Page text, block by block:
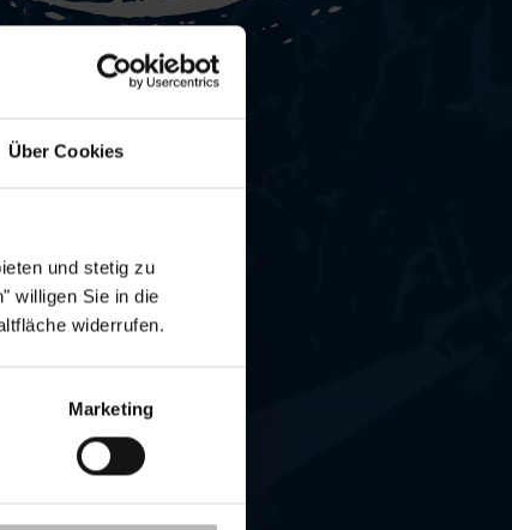
Über Cookies
und stetig zu
willigen Sie in die
widerrufen.
Marketing